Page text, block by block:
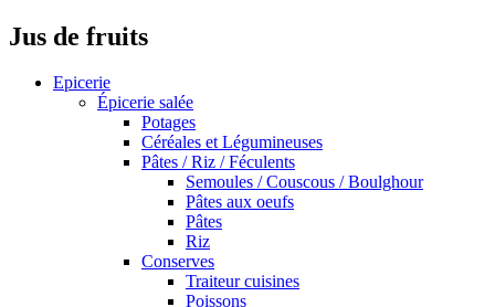
Jus de fruits
Epicerie
Épicerie salée
Potages
Céréales et Légumineuses
Pâtes / Riz / Féculents
Semoules / Couscous / Boulghour
Pâtes aux oeufs
Pâtes
Riz
Conserves
Traiteur cuisines
Poissons